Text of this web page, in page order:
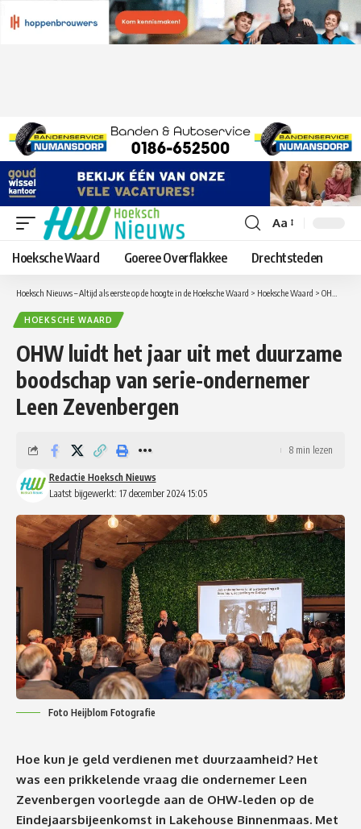
Lettergrootte
aanpassen
Aa
Hoeksche Waard Goeree Overflakkee Drechtsteden
Hoeksch Nieuws – Altijd als eerste op de hoogte in de Hoeksche Waard > Hoeksche Waard > OHW luidt het jaar uit met duurzame boodschap van serie-ondernemer Leen Zevenbergen
HOEKSCHE WAARD
OHW luidt het jaar uit met duurzame
boodschap van serie-ondernemer
Leen Zevenbergen
Laatst bijgewerkt: 17 december 2024 15:05
Redactie Hoeksch Nieuws
8 min lezen
Foto Heijblom Fotografie
Hoe kun je geld verdienen met duurzaamheid? Het
was een prikkelende vraag die ondernemer Leen
Zevenbergen voorlegde aan de OHW-leden op de
Eindejaarsbijeenkomst in Lakehouse Binnenmaas. Met